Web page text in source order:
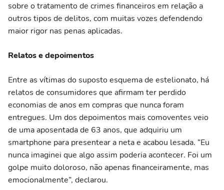
sobre o tratamento de crimes financeiros em relação a
outros tipos de delitos, com muitas vozes defendendo
maior rigor nas penas aplicadas.
Relatos e depoimentos
Entre as vítimas do suposto esquema de estelionato, há
relatos de consumidores que afirmam ter perdido
economias de anos em compras que nunca foram
entregues. Um dos depoimentos mais comoventes veio
de uma aposentada de 63 anos, que adquiriu um
smartphone para presentear a neta e acabou lesada. “Eu
nunca imaginei que algo assim poderia acontecer. Foi um
golpe muito doloroso, não apenas financeiramente, mas
emocionalmente”, declarou.